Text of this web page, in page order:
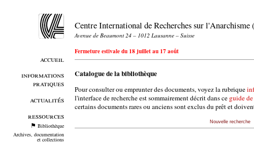
accueil
informations
pratiques
actualités
ressources
Bibliothèque
Archives, documentation
et collections
Centre International de Recherches sur
Avenue de Beaumont 24 – 1012 Lausanne – Suisse
Fermeture estivale du 18 juillet au 17 août
Catalogue de la bibliothèque
Pour consulter ou emprunter des documents, voyez la rubrique
l'interface de recherche est sommairement décrit dans ce guide
certains documents rares ou anciens sont exclus du prêt et
Nouvelle recherche